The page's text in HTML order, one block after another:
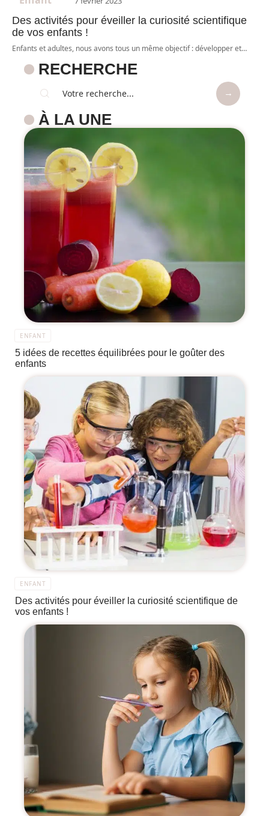
Des activités pour éveiller la curiosité scientifique
de vos enfants !
Enfants et adultes, nous avons tous un même objectif : développer et…
RECHERCHE
À LA UNE
ENFANT
5 idées de recettes équilibrées pour le goûter des
enfants
ENFANT
Des activités pour éveiller la curiosité scientifique de
vos enfants !